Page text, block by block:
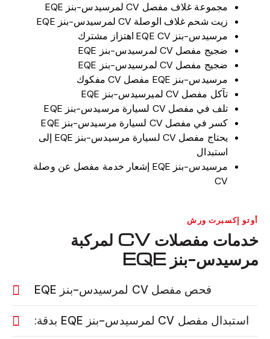
مجموعة غلاف مفصل CV لمرسيدس-بنز EQE
زيت شحم غلاف الوصلة CV لمرسيدس-بنز EQE
مرسيدس-بنز EQE CV اهتزاز مشترك
ضجيج مفصل CV لمرسيدس-بنز EQE
ضجيج مفصل CV لمرسيدس-بنز EQE
مرسيدس-بنز EQE مفصل CV مفكوك
تآكل مفصل CV لميرسيدس-بنز EQE
تلف في مفصل CV لسيارة مرسيدس-بنز EQE
كسر في مفصل CV لسيارة مرسيدس-بنز EQE
يحتاج مفصل CV لسيارة مرسيدس-بنز EQE إلى
استبدال
مرسيدس-بنز EQE إشعار خدمة مفصل عن وصلة
CV
أوتو إكسبرت ورش
خدمات مفصلات CV لمركبة
مرسيدس-بنز EQE
فحص مفصل CV لمرسيدس-بنز EQE
استبدال مفصل CV لمرسيدس-بنز EQE بدقة: